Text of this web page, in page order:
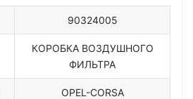
90324005
КОРОБКА ВОЗДУШНОГО
ФИЛЬТРА
OPEL-CORSA